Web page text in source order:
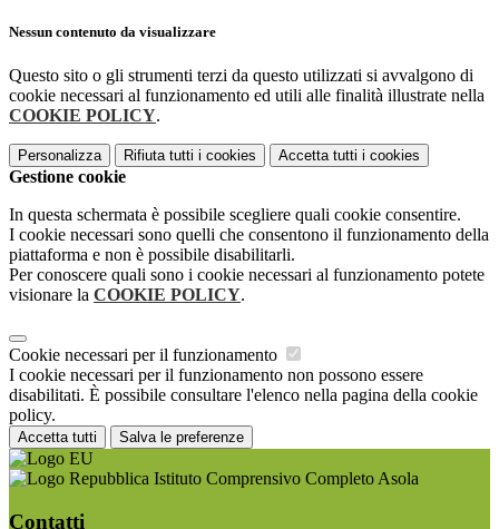
Nessun contenuto da visualizzare
Questo sito o gli strumenti terzi da questo utilizzati si avvalgono di
cookie necessari al funzionamento ed utili alle finalità illustrate nella
COOKIE POLICY.
Personalizza Rifiuta tutti i cookies Accetta tutti i cookies
Gestione cookie
In questa schermata è possibile scegliere quali cookie consentire.
I cookie necessari sono quelli che consentono il funzionamento della
piattaforma e non è possibile disabilitarli.
Per conoscere quali sono i cookie necessari al funzionamento potete
visionare la COOKIE POLICY.
Cookie necessari per il funzionamento
I cookie necessari per il funzionamento non possono essere
disabilitati. È possibile consultare l'elenco nella pagina della cookie
policy.
Accetta tutti Salva le preferenze
Istituto Comprensivo Completo Asola
Contatti